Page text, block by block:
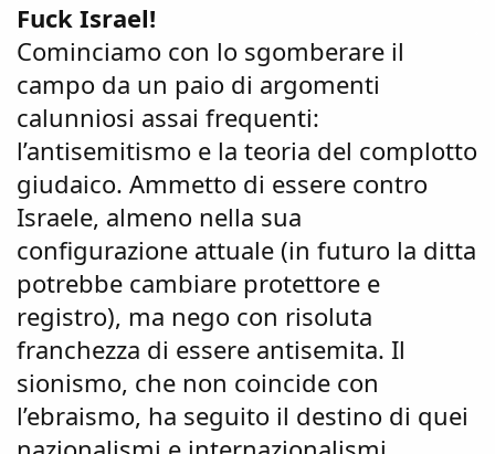
Fuck Israel!
Cominciamo con lo sgomberare il
campo da un paio di argomenti
calunniosi assai frequenti:
l’antisemitismo e la teoria del complotto
giudaico. Ammetto di essere contro
Israele, almeno nella sua
configurazione attuale (in futuro la ditta
potrebbe cambiare protettore e
registro), ma nego con risoluta
franchezza di essere antisemita. Il
sionismo, che non coincide con
l’ebraismo, ha seguito il destino di quei